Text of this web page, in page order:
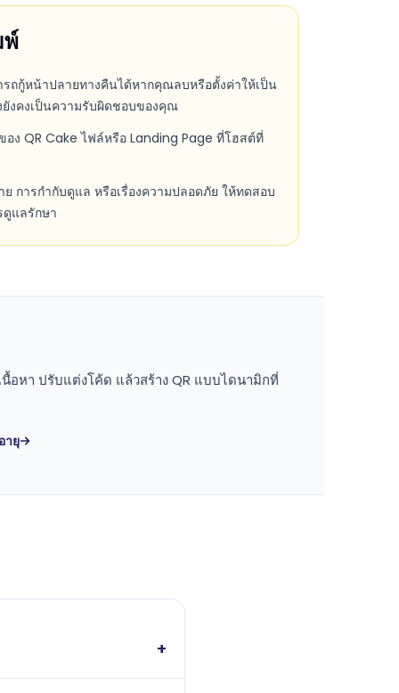
พ์
ถกู้หน้าปลายทางคืนได้หากคุณลบหรือตั้งค่าให้เป็น
งคงเป็นความรับผิดชอบของคุณ
ง QR Cake ไฟล์หรือ Landing Page ที่โฮสต์ที่
การกำกับดูแล หรือเรื่องความปลอดภัย ให้ทดสอบ
ดูแลรักษา
นื้อหา ปรับแต่งโค้ด แล้วสร้าง QR แบบไดนามิกที่
ายุ
+